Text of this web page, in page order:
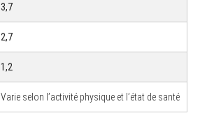
3,7
2,7
1,2
Varie selon l’activité physique et l’état de santé